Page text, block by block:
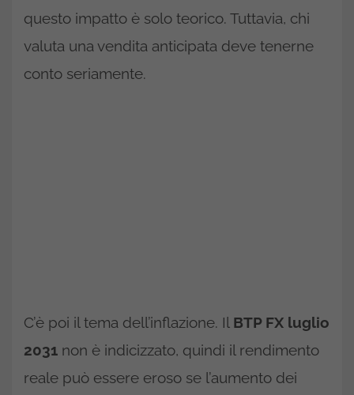
questo impatto è solo teorico. Tuttavia, chi
valuta una vendita anticipata deve tenerne
conto seriamente.
C’è poi il tema dell’inflazione. Il BTP FX luglio
2031 non è indicizzato, quindi il rendimento
reale può essere eroso se l’aumento dei